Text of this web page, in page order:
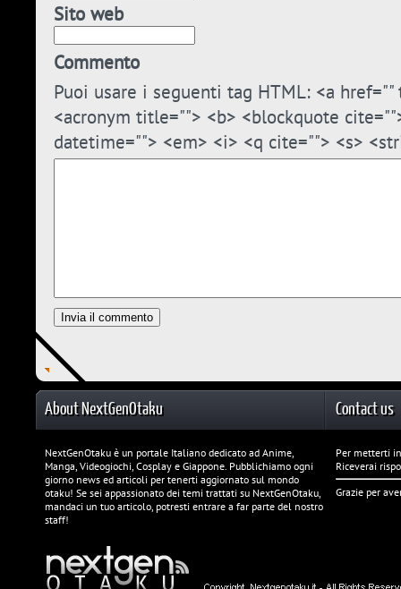
Sito web
Commento
Puoi usare i seguenti tag HTML: <a
<acronym title=""> <b> <blockquote
datetime=""> <em> <i> <q cite=""> <s>
About NextGenOtaku
NextGenOtaku è un portale Italiano dedicato ad Anime,
Manga, Videogiochi, Cosplay e Giappone. Pubblichiamo ogni
giorno news ed articoli per tenerti aggiornato sul mondo
otaku! Se sei appassionato dei temi trattati su NextGenOtaku,
mandaci un tuo articolo, potresti entrare a far parte del nostro
staff!
Contact us
Per metterti
Riceverai
Grazie per